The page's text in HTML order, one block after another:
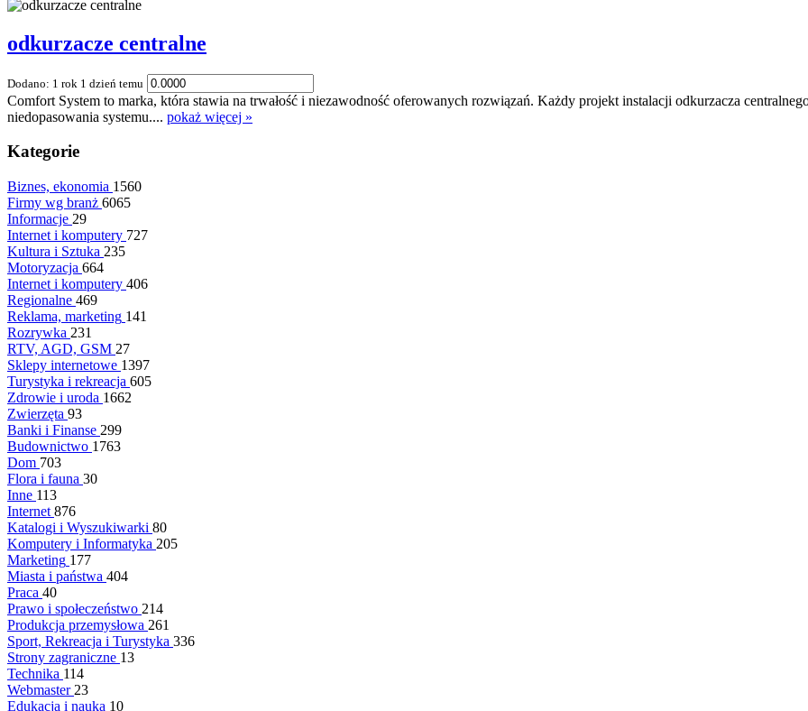
odkurzacze centralne
Dodano: 1 rok 1 dzień temu
Comfort System to marka, która stawia na trwałość i niezawodność oferowanych rozwiązań. Każdy projekt instalacji odkurzacza
niedopasowania systemu.... pokaż więcej »
Kategorie
Biznes, ekonomia 1560
Firmy wg branż 6065
Informacje 29
Internet i komputery 727
Kultura i Sztuka 235
Motoryzacja 664
Internet i komputery 406
Regionalne 469
Reklama, marketing 141
Rozrywka 231
RTV, AGD, GSM 27
Sklepy internetowe 1397
Turystyka i rekreacja 605
Zdrowie i uroda 1662
Zwierzęta 93
Banki i Finanse 299
Budownictwo 1763
Dom 703
Flora i fauna 30
Inne 113
Internet 876
Katalogi i Wyszukiwarki 80
Komputery i Informatyka 205
Marketing 177
Miasta i państwa 404
Praca 40
Prawo i społeczeństwo 214
Produkcja przemysłowa 261
Sport, Rekreacja i Turystyka 336
Strony zagraniczne 13
Technika 114
Webmaster 23
Edukacja i nauka 10